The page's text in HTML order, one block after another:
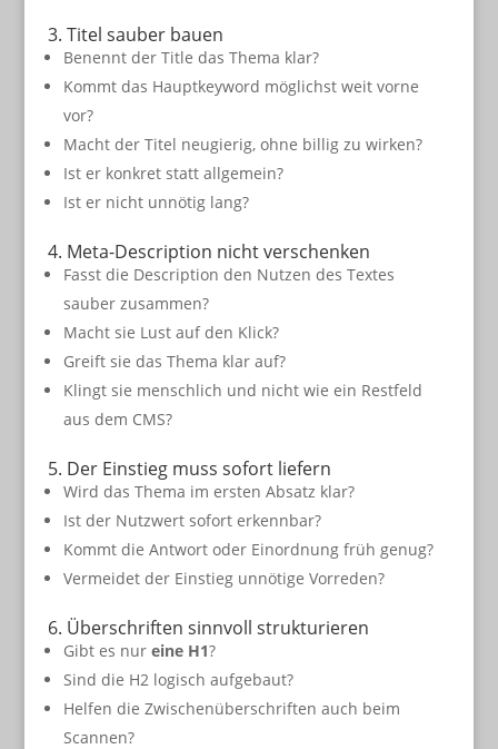
3. Titel sauber bauen
Benennt der Title das Thema klar?
Kommt das Hauptkeyword möglichst weit vorne
vor?
Macht der Titel neugierig, ohne billig zu wirken?
Ist er konkret statt allgemein?
Ist er nicht unnötig lang?
4. Meta-Description nicht verschenken
Fasst die Description den Nutzen des Textes
sauber zusammen?
Macht sie Lust auf den Klick?
Greift sie das Thema klar auf?
Klingt sie menschlich und nicht wie ein Restfeld
aus dem CMS?
5. Der Einstieg muss sofort liefern
Wird das Thema im ersten Absatz klar?
Ist der Nutzwert sofort erkennbar?
Kommt die Antwort oder Einordnung früh genug?
Vermeidet der Einstieg unnötige Vorreden?
6. Überschriften sinnvoll strukturieren
Gibt es nur eine H1?
Sind die H2 logisch aufgebaut?
Helfen die Zwischenüberschriften auch beim
Scannen?